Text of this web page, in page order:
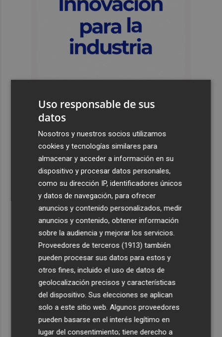
Últimas Noticias
La Guardia Civil desplegará un dispositivo especial de
seguridad por el eclipse del día 12, con más de 24.000
efectivos
El Ayuntamiento de València lanza un decálogo para
seguir el eclipse con seguridad
Jorge Martín logra su primera 'pole position' en
Silverstone, con nuevo récord
Carmen Ortí: "Me gustaría ser la consellera que ha
estimulado el cariño por el valenciano"
Un gol de Bardeli decide el duelo entre el Levante y su
filial (1-0)
Uso responsable de sus
datos
Nosotros y nuestros socios utilizamos
cookies y tecnologías similares para
almacenar y acceder a información en su
dispositivo y procesar datos personales,
como su dirección IP, identificadores únicos
y datos de navegación, para ofrecer
anuncios y contenido personalizados, medir
anuncios y contenido, obtener información
sobre la audiencia y mejorar los servicios.
Proveedores de terceros (1913) también
pueden procesar sus datos para estos y
otros fines, incluido el uso de datos de
geolocalización precisos y características
del dispositivo. Sus elecciones se aplican
solo a este sitio web. Algunos proveedores
pueden basarse en el interés legítimo en
lugar del consentimiento; tiene derecho a